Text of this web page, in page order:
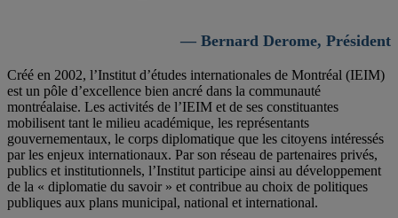
— Bernard Derome, Président
Créé en 2002, l’Institut d’études internationales de Montréal (IEIM)
est un pôle d’excellence bien ancré dans la communauté
montréalaise. Les activités de l’IEIM et de ses constituantes
mobilisent tant le milieu académique, les représentants
gouvernementaux, le corps diplomatique que les citoyens intéressés
par les enjeux internationaux. Par son réseau de partenaires privés,
publics et institutionnels, l’Institut participe ainsi au développement
de la « diplomatie du savoir » et contribue au choix de politiques
publiques aux plans municipal, national et international.